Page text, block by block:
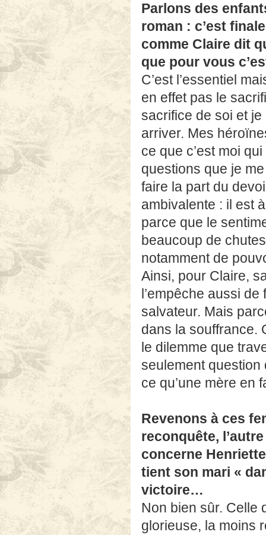
Parlons des
roman : c’est
comme Claire dit
que pour vous
C’est l’essentiel
en effet pas le
sacrifice de soi et
arriver. Mes
ce que c’est moi
questions que je
faire la part du
ambivalente : il est
parce que le
beaucoup de
notamment de
Ainsi, pour Claire,
l’empêche aussi
salvateur. Mais
dans la souffrance.
le dilemme que
seulement question
ce qu’une mère en
Revenons à ces
reconquête,
concerne
tient son mari «
victoire…
Non bien sûr. Celle
glorieuse, la moins